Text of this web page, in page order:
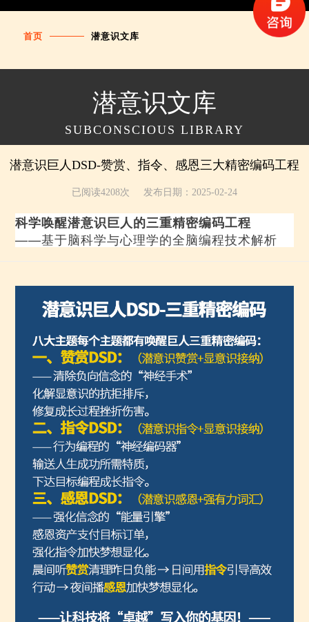
首页 潜意识文库
潜意识文库
SUBCONSCIOUS LIBRARY
潜意识巨人DSD-赞赏、指令、感恩三大精密编码工程
已阅读4208次 发布日期：2025-02-24
科学唤醒潜意识巨人的三重精密编码工程
——基于脑科学与心理学的全脑编程技术解析